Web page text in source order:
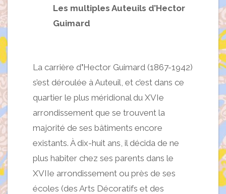
Les multiples Auteuils d’Hector
Guimard
La carrière d’Hector Guimard (1867-1942)
s’est déroulée à Auteuil, et c’est dans ce
quartier le plus méridional du XVIe
arrondissement que se trouvent la
majorité de ses bâtiments encore
existants. À dix-huit ans, il décida de ne
plus habiter chez ses parents dans le
XVIIe arrondissement ou près de ses
écoles (des Arts Décoratifs et des